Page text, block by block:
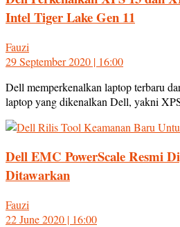
Intel Tiger Lake Gen 11
Fauzi
29 September 2020 | 16:00
Dell memperkenalkan laptop terbaru
laptop yang dikenalkan Dell, yakni
Dell EMC PowerScale Resmi
Ditawarkan
Fauzi
22 June 2020 | 16:00